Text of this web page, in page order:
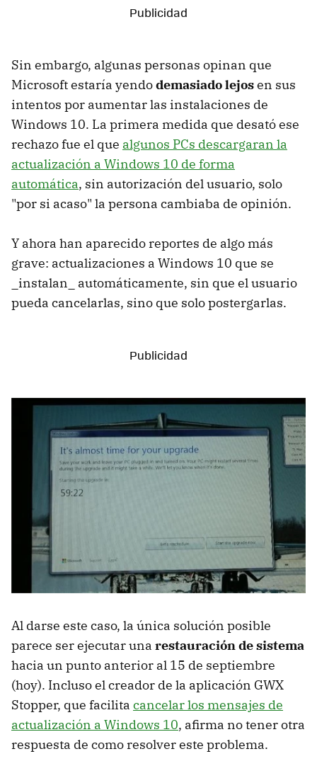
Sin embargo, algunas personas opinan que
Microsoft estaría yendodemasiado lejosen sus
intentos por aumentar las instalaciones de
Windows 10. La primera medida que desató ese
rechazo fue el que algunos PCs descargaran la
actualización a Windows 10 de forma
automática, sin autorización del usuario, solo
"por si acaso" la persona cambiaba de opinión.
Y ahora han aparecido reportes de algo más
grave: actualizaciones a Windows 10 que se
_instalan_ automáticamente, sin que el usuario
pueda cancelarlas, sino que solo postergarlas.
Al darse este caso, la única solución posible
parece ser ejecutar una restauración de sistema
hacia un punto anterior al 15 de septiembre
(hoy). Incluso el creador de la aplicación GWX
Stopper, que facilita cancelar los mensajes de
actualización a Windows 10, afirma no tener otra
respuesta de como resolver este problema.